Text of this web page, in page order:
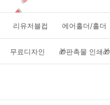
리유저블컵 에어홀더/홀더
무료디자인 🎁판촉물 인쇄🎁